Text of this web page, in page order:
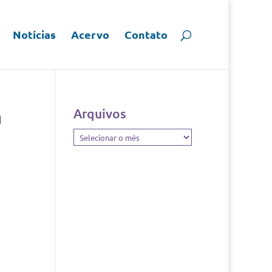
Notícias Acervo Contato
Arquivos
Arquivos